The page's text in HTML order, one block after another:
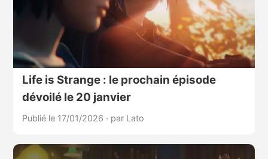
Life is Strange : le prochain épisode
dévoilé le 20 janvier
Publié le 17/01/2026 · par Lato